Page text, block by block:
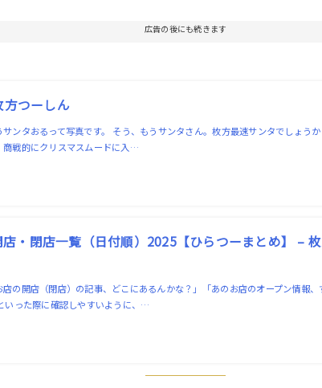
広告の後にも続きます
方つーしん
ンタおるって写真です。 そう、もうサンタさん。枚方最速サンタでしょう
商戦的にクリスマスムードに入…
・閉店一覧（日付順）2025【ひらつーまとめ】 –
の開店（閉店）の記事、どこにあるんかな？」「あのお店のオープン情報、
った際に確認しやすいように、…